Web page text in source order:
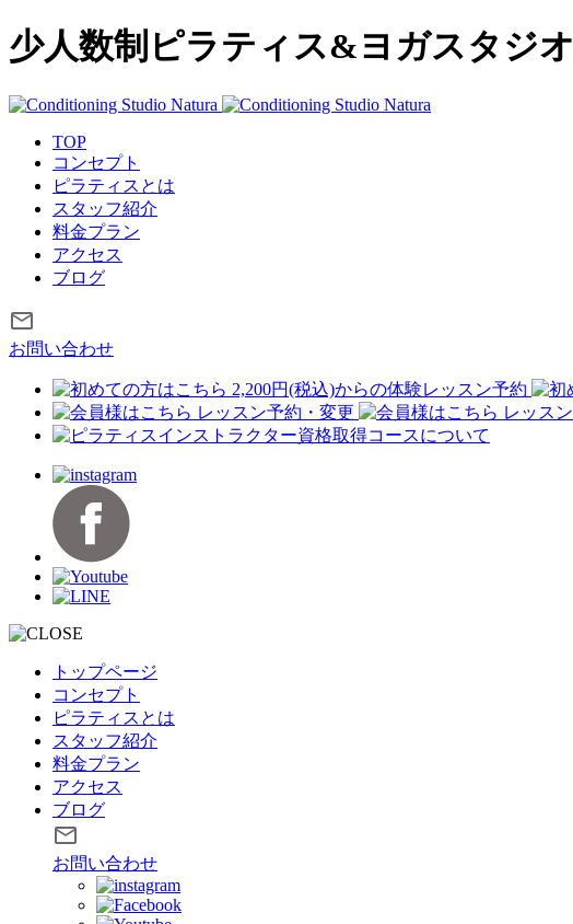
少人数制ピラティス&ヨガスタジオ
TOP
コンセプト
ピラティスとは
スタッフ紹介
料金プラン
アクセス
ブログ
お問い合わせ
トップページ
コンセプト
ピラティスとは
スタッフ紹介
料金プラン
アクセス
ブログ
お問い合わせ